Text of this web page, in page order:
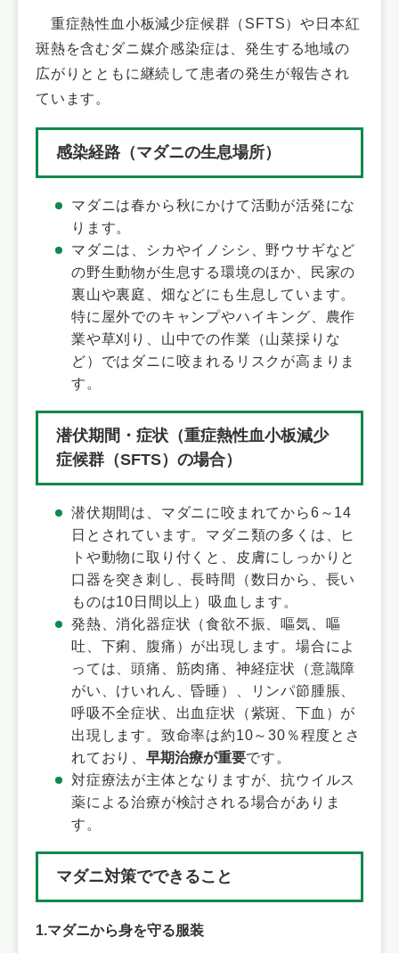
重症熱性血小板減少症候群（SFTS）や日本紅
斑熱を含むダニ媒介感染症は、発生する地域の
広がりとともに継続して患者の発生が報告され
ています。
感染経路（マダニの生息場所）
マダニは春から秋にかけて活動が活発にな
ります。​​​​
マダニは、シカやイノシシ、野ウサギなど
の野生動物が生息する環境のほか、民家の
裏山や裏庭、畑などにも生息しています。
特に屋外でのキャンプやハイキング、農作
業や草刈り、山中での作業（山菜採りな
ど）ではダニに咬まれるリスクが高まりま
す。
潜伏期間・症状（重症熱性血小板減少
症候群（SFTS）の場合）
潜伏期間は、マダニに咬まれてから6～14
日とされています。マダニ類の多くは、ヒ
トや動物に取り付くと、皮膚にしっかりと
口器を突き刺し、長時間（数日から、長い
ものは10日間以上）吸血します。
発熱、消化器症状（食欲不振、嘔気、嘔
吐、下痢、腹痛）が出現します。場合によ
っては、頭痛、筋肉痛、神経症状（意識障
がい、けいれん、昏睡）、リンパ節腫脹、
呼吸不全症状、出血症状（紫斑、下血）が
出現します。致命率は約10～30％程度とさ
れており、 早期治療が重要です。
対症療法が主体となりますが、抗ウイルス
薬による治療が検討される場合がありま
す。​
マダニ対策でできること
1.マダニから身を守る服装